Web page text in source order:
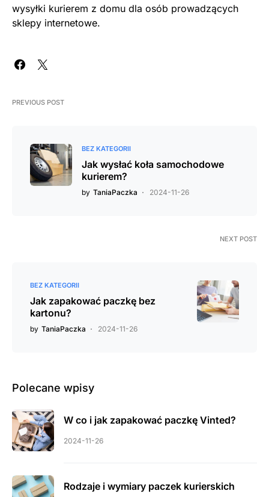
wysyłki kurierem z domu dla osób prowadzących
sklepy internetowe.
PREVIOUS POST
BEZ KATEGORII
Jak wysłać koła samochodowe
kurierem?
by TaniaPaczka 2024-11-26
NEXT POST
BEZ KATEGORII
Jak zapakować paczkę bez
kartonu?
by TaniaPaczka 2024-11-26
Polecane wpisy
W co i jak zapakować paczkę Vinted?
2024-11-26
Rodzaje i wymiary paczek kurierskich